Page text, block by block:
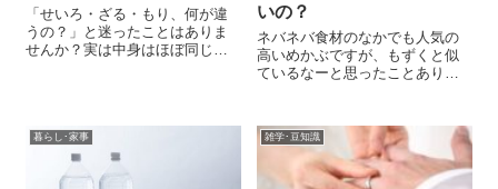
「せいろ・ざる・もり、何が違
うの？」と迷ったことはありま
せんか？実は中身はほぼ同じ。
いの？
ネバネバ食材のなかでも人気の
高いめかぶですが、もずくと似
ているなーと思ったことありま
ことがあります。（笑） そん
な、めかぶともずくの違いにつ
いてご紹介します。また、一緒
に食べるとさら...
暮らし･家事 雑学･豆知識